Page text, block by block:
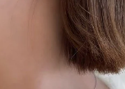
すべ